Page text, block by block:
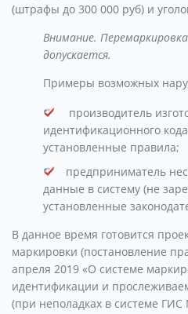
(штрафы до 300 000 руб) и
Внимание.
допускается.
Примеры возможных
производитель
идентификационного
установленные правила;
предприниматель
данные в систему (не
установленные
В данное время готовится
маркировки (постановление
апреля 2019 «О системе
идентификации и
(при неполадках в системе